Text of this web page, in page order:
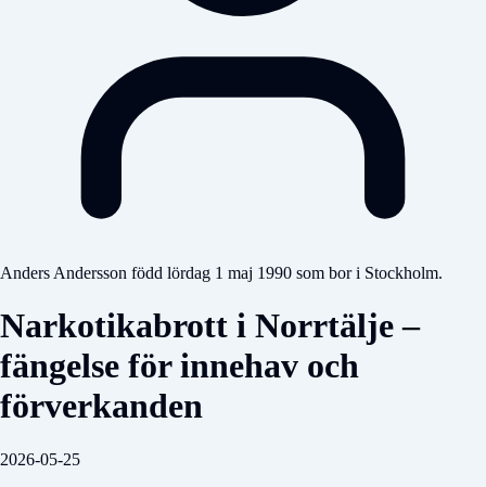
Anders Andersson född lördag 1 maj 1990 som bor i Stockholm.
Narkotikabrott i Norrtälje –
fängelse för innehav och
förverkanden
2026-05-25